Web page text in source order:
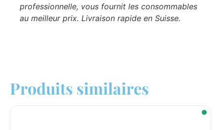
professionnelle, vous fournit les consommables
au meilleur prix. Livraison rapide en Suisse.
Produits similaires